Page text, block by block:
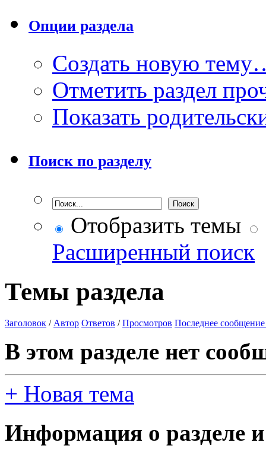
Опции раздела
Создать новую
Отметить раздел
Показать
Поиск по разделу
Отобразить темы
Расширенный поиск
Темы раздела
Заголовок / Автор Ответов /Просмотров Последнее сообщение
В этом разделе нет
+ Новая тема
Информация о разделе